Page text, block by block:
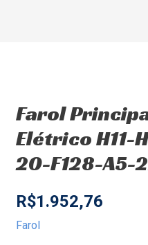
Farol
Elétrico H11-
20-F128-A5-
R$1.952,76
Farol